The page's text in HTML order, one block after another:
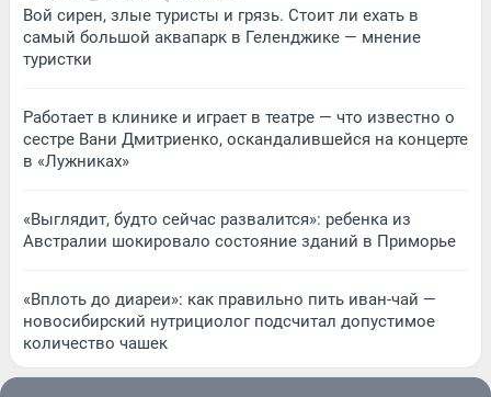
Вой сирен, злые туристы и грязь. Стоит ли ехать в
самый большой аквапарк в Геленджике — мнение
туристки
Работает в клинике и играет в театре — что известно о
сестре Вани Дмитриенко, оскандалившейся на концерте
в «Лужниках»
«Выглядит, будто сейчас развалится»: ребенка из
Австралии шокировало состояние зданий в Приморье
«Вплоть до диареи»: как правильно пить иван-чай —
новосибирский нутрициолог подсчитал допустимое
количество чашек